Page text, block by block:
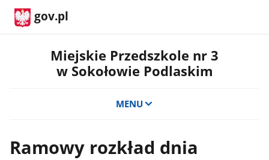
gov.pl
Miejskie Przedszkole nr 3
w Sokołowie Podlaskim
MENU
Ramowy rozkład dnia